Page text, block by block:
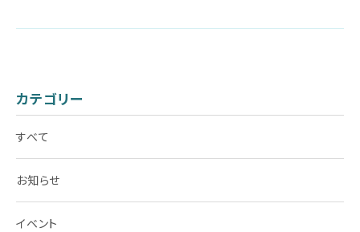
カテゴリー
すべて
お知らせ
イベント